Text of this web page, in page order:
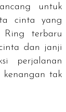
untuk
cinta yang
Ring terbaru
dan janji
perjalanan
tak